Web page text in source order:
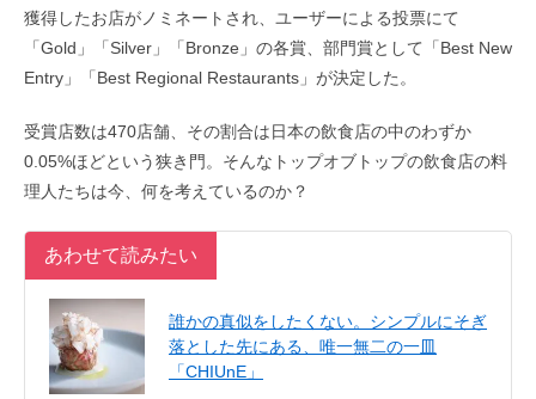
獲得したお店がノミネートされ、ユーザーによる投票にて
「Gold」「Silver」「Bronze」の各賞、部門賞として「Best New
Entry」「Best Regional Restaurants」が決定した。
受賞店数は470店舗、その割合は日本の飲食店の中のわずか
0.05%ほどという狭き門。そんなトップオブトップの飲食店の料
理人たちは今、何を考えているのか？
あわせて読みたい
誰かの真似をしたくない。シンプルにそぎ
落とした先にある、唯一無二の一皿
「CHIUnE」